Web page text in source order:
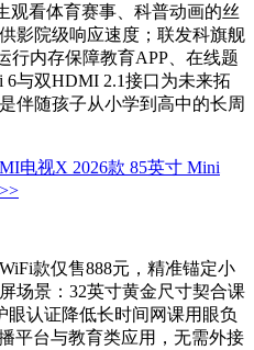
观看体育赛事、科普动画的丝
影院级响应速度；联发科旗舰
行内存保障教育APP、在线题
6与双HDMI 2.1接口为未来拓
伴随孩子从小学到高中的长周
电视X 2026款 85英寸 Mini
款仅售888元，精准锚定小
场景：32英寸黄金尺寸契合课
认证降低长时间网课用眼负
平台与教育类应用，无需外接